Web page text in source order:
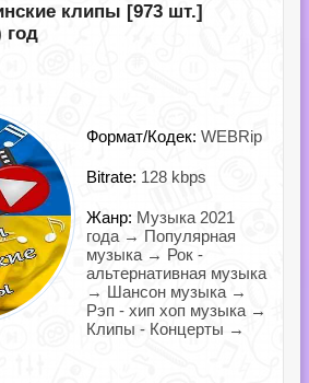
клипы [973 шт.]
год
Формат/Кодек: WEBRip
Bitrate: 128 kbps
Жанр: Музыка 2021
года → Популярная
музыка → Рок -
альтернативная музыка
→ Шансон музыка →
Рэп - хип хоп музыка →
Клипы - Концерты →